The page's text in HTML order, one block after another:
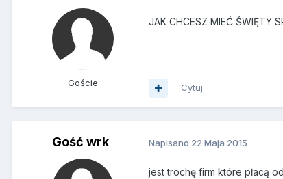
Goście
JAK CHCESZ MIEĆ ŚWIĘTY
Cytuj
Gość wrk Napisano 22 Maja 2015
jest trochę firm które płacą